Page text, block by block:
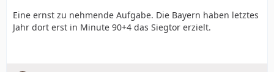
Eine ernst zu nehmende Aufgabe. Die Bayern haben letztes
Jahr dort erst in Minute 90+4 das Siegtor erzielt.